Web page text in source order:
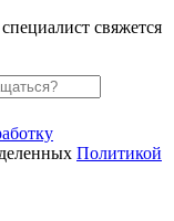
свяжется
Политикой